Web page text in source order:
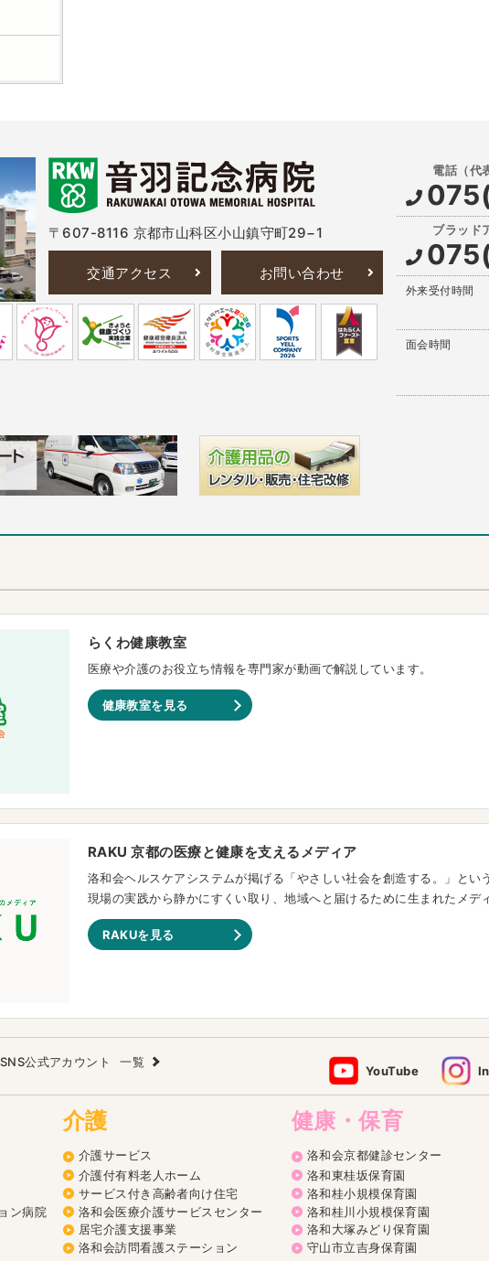
〒607-8116 京都市山科区小山鎮守町29−1
交通アクセス お問い合わせ
外来受付時間
面会時間
らくわ健康教室
医療や介護のお役立ち情報を専門家が動画で解説しています。
健康教室を見る
RAKU 京都の医療と健康を支えるメディア
洛和会ヘルスケアシステムが掲げる「やさしい社会を創造する。」とい
現場の実践から静かにすくい取り、地域へと届けるために生まれたメデ
RAKUを見る
公式アカウント 一覧
YouTube
ン病院
介護
介護サービス
介護付有料老人ホーム
サービス付き高齢者向け住宅
洛和会医療介護サービスセンター
居宅介護支援事業
洛和会訪問看護ステーション
健康・保育
洛和会京都健診センター
洛和東桂坂保育園
洛和桂小規模保育園
洛和桂川小規模保育園
洛和大塚みどり保育園
守山市立吉身保育園